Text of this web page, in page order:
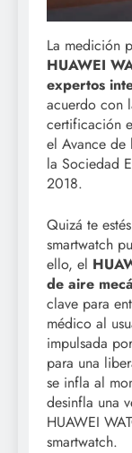
La medición
HUAWEI
expertos
acuerdo con
certificación
el Avance de
la Sociedad
2018.
Quizá te
smartwatch
ello, el
de aire
clave para
médico al
impulsada
para una
se infla al
desinfla una
HUAWEI
smartwatch.